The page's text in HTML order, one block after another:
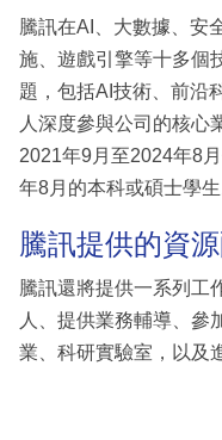
騰訊在AI、大數據、安
施、遊戲引擎等十多個
題，包括AI技術、前沿
人深度參與公司的核心
2021年9月至2024年8
年8月的本科或碩士學生
騰訊提供的資
騰訊還將提供一系列工
人、提供業務輔導、參
業、科研實驗室，以及